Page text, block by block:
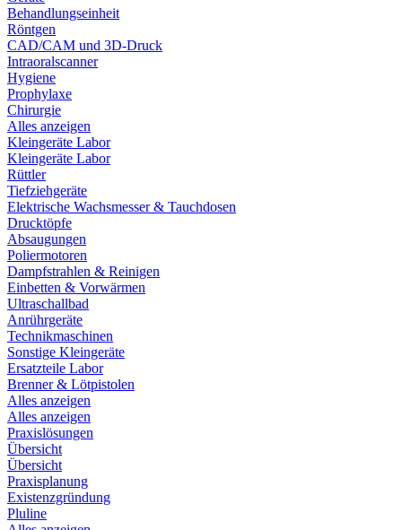
Behandlungseinheit
Röntgen
CAD/CAM und 3D-Druck
Intraoralscanner
Hygiene
Prophylaxe
Chirurgie
Alles anzeigen
Kleingeräte Labor
Kleingeräte Labor
Rüttler
Tiefziehgeräte
Elektrische Wachsmesser & Tauchdosen
Drucktöpfe
Absaugungen
Poliermotoren
Dampfstrahlen & Reinigen
Einbetten & Vorwärmen
Ultraschallbad
Anrührgeräte
Technikmaschinen
Sonstige Kleingeräte
Ersatzteile Labor
Brenner & Lötpistolen
Alles anzeigen
Alles anzeigen
Praxislösungen
Übersicht
Übersicht
Praxisplanung
Existenzgründung
Pluline